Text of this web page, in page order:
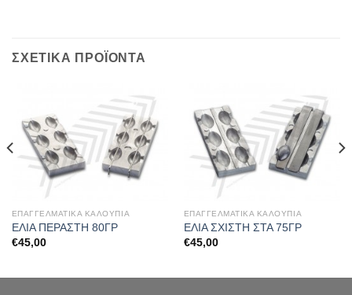
ΣΧΕΤΙΚΆ ΠΡΟΪΌΝΤΑ
ΕΠΑΓΓΕΛΜΑΤΙΚΑ ΚΑΛΟΥΠΙΑ
ΕΛΙΑ ΠΕΡΑΣΤΗ 80ΓΡ
€45,00
ΕΠΑΓΓΕΛΜΑΤΙΚΑ ΚΑΛΟΥΠΙΑ
ΕΛΙΑ ΣΧΙΣΤΗ ΣΤΑ 75ΓΡ
€45,00